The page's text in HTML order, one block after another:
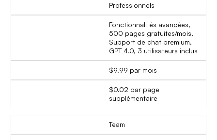
Professionnels
Fonctionnalités avancées,
500 pages gratuites/mois,
Support de chat premium,
GPT 4.0, 3 utilisateurs inclus
$9.99 par mois
$0.02 par page
supplémentaire
Team